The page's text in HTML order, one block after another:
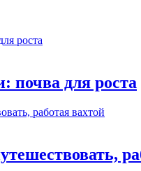
почва для роста